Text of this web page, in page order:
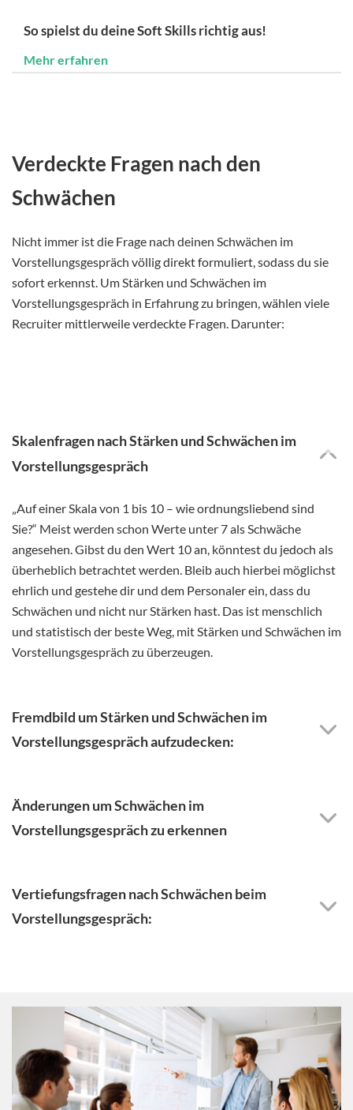
So spielst du deine Soft Skills richtig aus!
Mehr erfahren
Verdeckte Fragen nach den
Schwächen
Nicht immer ist die Frage nach deinen Schwächen im
Vorstellungsgespräch völlig direkt formuliert, sodass du sie
sofort erkennst. Um Stärken und Schwächen im
Vorstellungsgespräch in Erfahrung zu bringen, wählen viele
Recruiter mittlerweile verdeckte Fragen. Darunter:
Skalenfragen nach Stärken und Schwächen im
Vorstellungsgespräch
„Auf einer Skala von 1 bis 10 – wie ordnungsliebend sind
Sie?“ Meist werden schon Werte unter 7 als Schwäche
angesehen. Gibst du den Wert 10 an, könntest du jedoch als
überheblich betrachtet werden. Bleib auch hierbei möglichst
ehrlich und gestehe dir und dem Personaler ein, dass du
Schwächen und nicht nur Stärken hast. Das ist menschlich
und statistisch der beste Weg, mit Stärken und Schwächen im
Vorstellungsgespräch zu überzeugen.
Fremdbild um Stärken und Schwächen im
Vorstellungsgespräch aufzudecken:
Änderungen um Schwächen im
Vorstellungsgespräch zu erkennen
Vertiefungsfragen nach Schwächen beim
Vorstellungsgespräch: